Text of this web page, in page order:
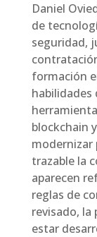
Daniel
de
seguridad,
formación
habilidades
blockchain
modernizar
trazable la
aparecen
reglas de
revisado, la
estar